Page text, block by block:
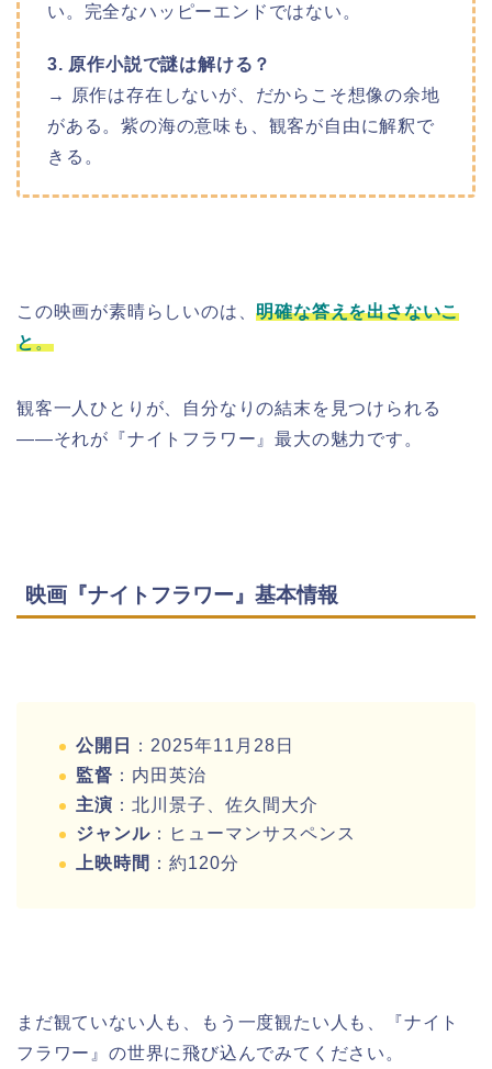
い。完全なハッピーエンドではない。
3. 原作小説で謎は解ける？
→ 原作は存在しないが、だからこそ想像の余地
がある。紫の海の意味も、観客が自由に解釈で
きる。
この映画が素晴らしいのは、明確な答えを出さないこ
と。
観客一人ひとりが、自分なりの結末を見つけられる
――それが『ナイトフラワー』最大の魅力です。
映画『ナイトフラワー』基本情報
公開日
：2025年11月28日
監督 ：内田英治
主演 ：北川景子、佐久間大介
ジャンル ：ヒューマンサスペンス
上映時間 ：約120分
まだ観ていない人も、もう一度観たい人も、『ナイト
フラワー』の世界に飛び込んでみてください。